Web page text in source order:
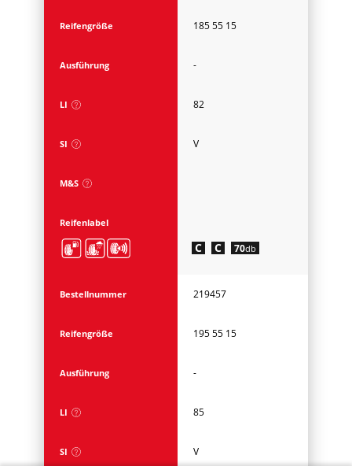
Reifengröße 185 55 15
Ausführung -
LI 82
SI V
M&S
Reifenlabel
C C 70db
Bestellnummer 219457
Reifengröße 195 55 15
Ausführung -
LI 85
SI V